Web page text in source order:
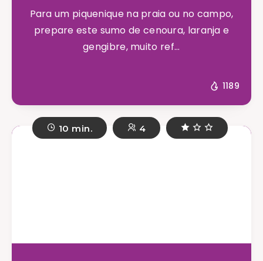
Para um piquenique na praia ou no campo,
prepare este sumo de cenoura, laranja e
gengibre, muito ref...
1189
10 min. 4